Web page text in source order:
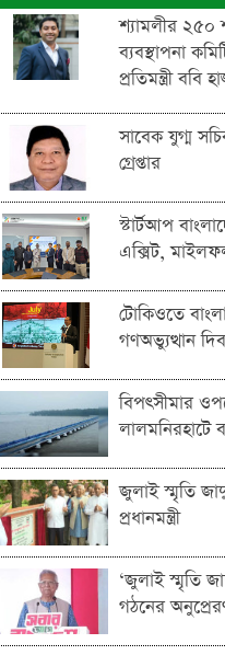
শ্যামলীর ২৫০
ব্যবস্থাপনা
প্রতিমন্ত্রী ববি
সাবেক যুগ্ম
গ্রেপ্তার
স্টার্টআপ
এক্সিট,
টোকিওতে
গণঅভ্যুত্থান
বিপৎসীমার
লালমনিরহাটে
জুলাই স্মৃতি
প্রধানমন্ত্রী
‘জুলাই স্মৃতি
গঠনের